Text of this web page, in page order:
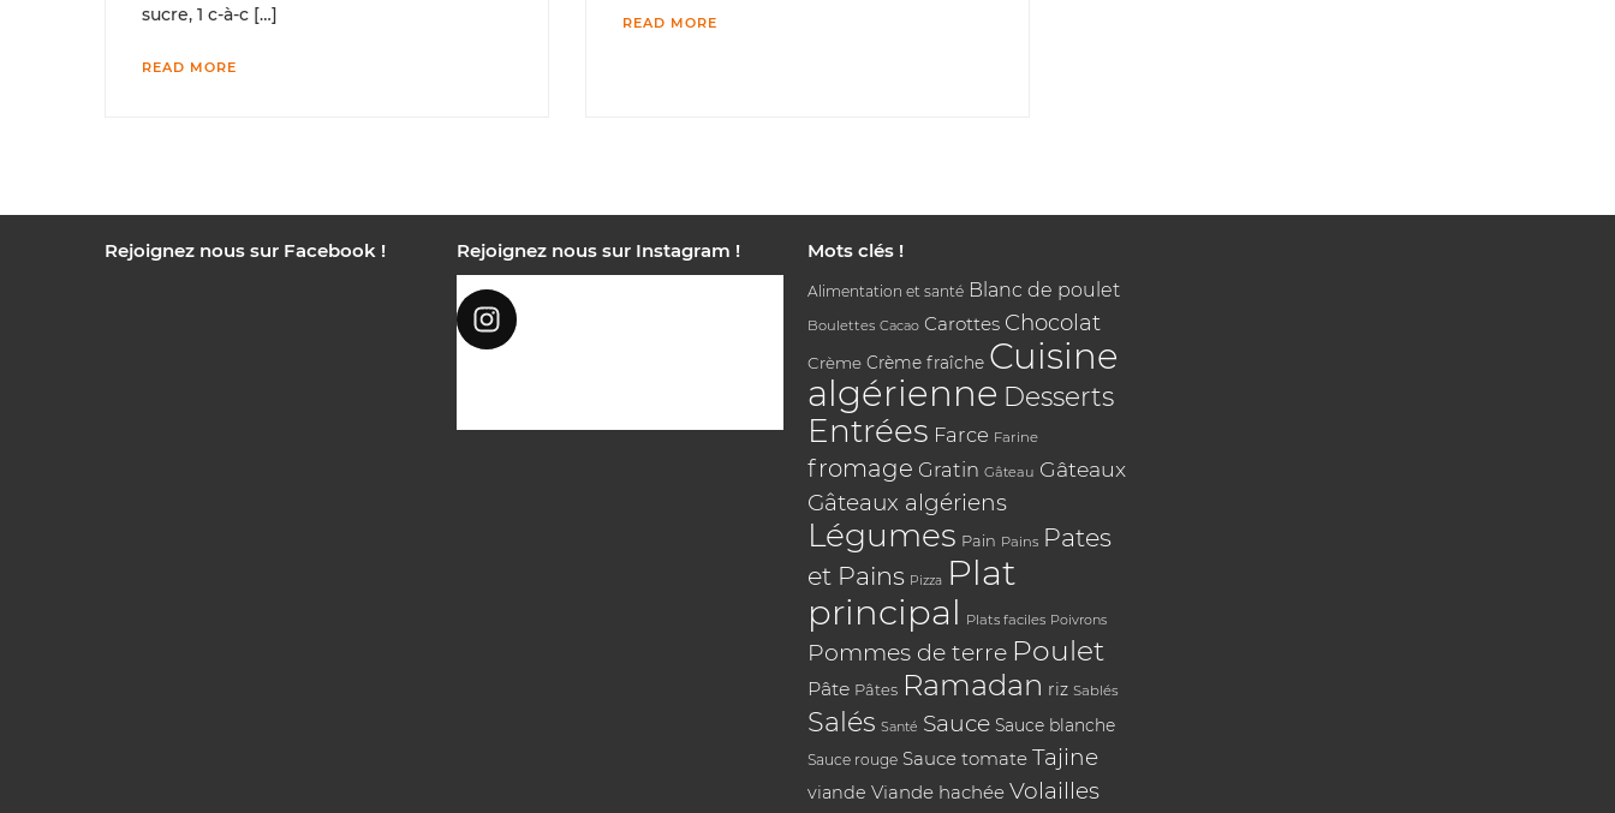
sucre, 1 c-à-c […]
READ MORE
READ MORE
Rejoignez nous sur Facebook ! Rejoignez nous sur Instagram ! Mots clés !
Alimentation et santé Blanc de poulet
Boulettes Cacao Carottes Chocolat
Crème Crème fraîche Cuisine
algérienne Desserts
Entrées Farce Farine
fromage Gratin Gâteau Gâteaux
Gâteaux algériens
Légumes Pain Pains Pates
et Pains Pizza Plat
principal Plats faciles Poivrons
Pommes de terre Poulet
Pâte Pâtes Ramadan riz Sablés
Salés Santé Sauce Sauce blanche
Sauce rouge Sauce tomate Tajine
viande Viande hachée Volailles